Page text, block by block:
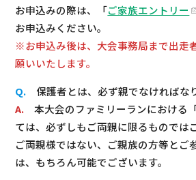
お申込みの際は、「ご家族エントリー
お申込みください。
※お申込み後は、大会事務局まで出走
願いいたします。
Q. 保護者とは、必ず親でなければな
A. 本大会のファミリーランにおける
ては、必ずしもご両親に限るものでは
ご両親様ではない、ご親族の方等とご
は、もちろん可能でございます。